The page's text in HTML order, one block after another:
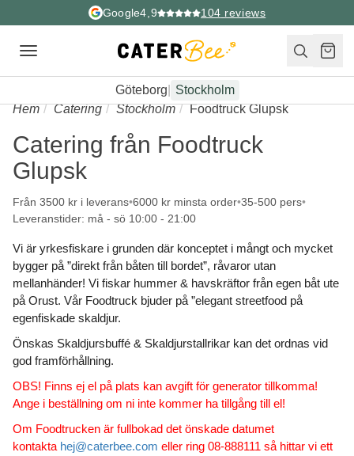
Google4,9 104 reviews
Toggle
Göteborg
Stockholm
Hem
Catering Stockholm Foodtruck Glupsk
Catering från Foodtruck
Glupsk
Från 3500 kr i leverans 6000 kr minsta order 35-500 pers
Leveranstider: må - sö 10:00 - 21:00
Vi är yrkesfiskare i grunden där konceptet i mångt och mycket
bygger på ”direkt från båten till bordet”, råvaror utan
mellanhänder! Vi fiskar hummer & havskräftor från egen båt ute
på Orust. Vår Foodtruck bjuder på ”elegant streetfood på
egenfiskade skaldjur.
Önskas Skaldjursbuffé & Skaldjurstallrikar kan det ordnas vid
god framförhållning.
OBS! Finns ej el på plats kan avgift för generator tillkomma!
Ange i beställning om ni inte kommer ha tillgång till el!
Om Foodtrucken är fullbokad det önskade datumet
kontakta hej@caterbee.com eller ring 08-888111 så hittar vi ett